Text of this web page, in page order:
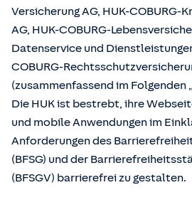
Versicherung AG, HUK-COBURG-
AG, HUK-COBURG-
Datenservice und
COBURG-
(zusammenfassend im Folgenden
Die HUK ist bestrebt, ihre
und mobile Anwendungen im
Anforderungen des
(BFSG) und der
(BFSGV) barrierefrei zu gestalten.